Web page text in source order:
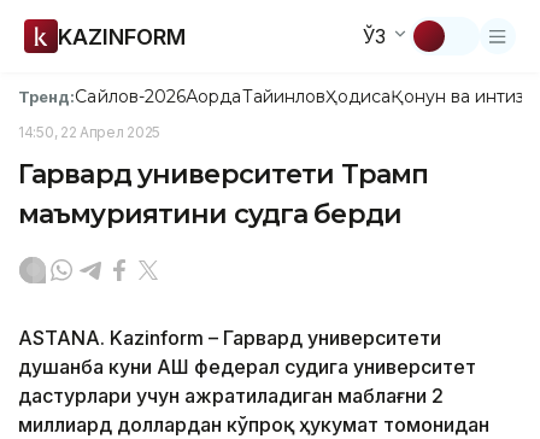
KAZINFORM ЎЗ
Тренд:Сайлов-2026АқордаТайинловҲодисаҚонун ва
14:50, 22 Апрел 2025
Гарвард университети Трамп
маъмуриятини судга берди
ASTANA. Kazinform – Гарвард университети
душанба куни АҚШ федерал судига университет
дастурлари учун ажратиладиган маблағни 2
миллиард доллардан кўпроқ ҳукумат томонидан